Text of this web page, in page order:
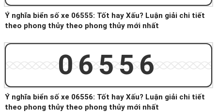
Ý nghĩa biển số xe 06555: Tốt hay Xấu? Luận giải chi tiết
theo phong thủy theo phong thủy mới nhất
06556
Ý nghĩa biển số xe 06556: Tốt hay Xấu? Luận giải chi tiết
theo phong thủy theo phong thủy mới nhất